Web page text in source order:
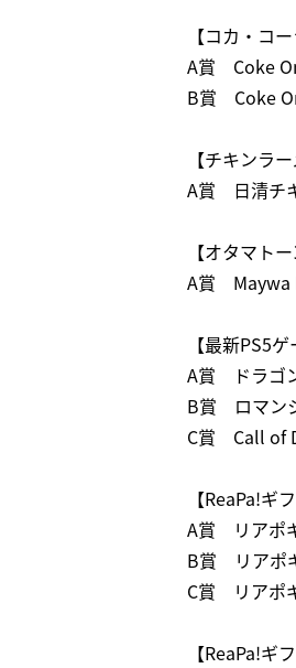
【コカ・コ
A賞 Coke
B賞 Coke
【チキンラ
A賞 日清チ
【オタマトー
A賞 Maywa
【最新PS5ゲ
A賞 ドラゴ
B賞 ロマン
C賞 Call of
【ReaPa!ギ
A賞 リアポ
B賞 リアポ
C賞 リアポ
【ReaPa!ギ